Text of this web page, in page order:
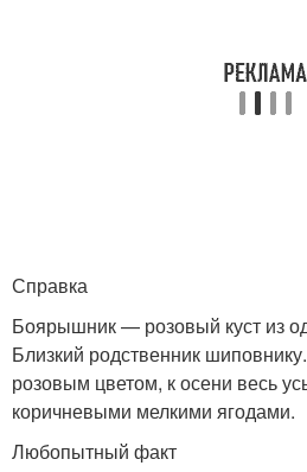
Справка
Боярышник — розовый куст из
Близкий родственник
розовым цветом, к осени весь
коричневыми мелкими ягодами.
Любопытный факт